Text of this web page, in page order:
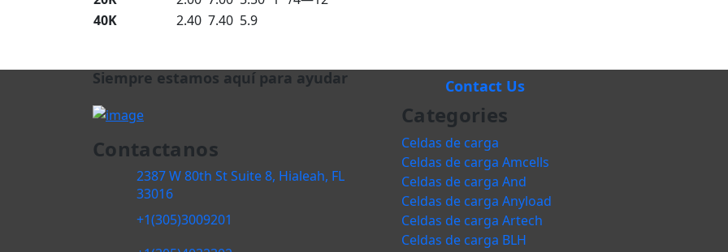
40K
2.40 7.40 5.9
Siempre estamos aquí para ayudar Contact Us
Contactanos
2387 W 80th St Suite 8, Hialeah, FL
33016
+1(305)3009201
Categories
Celdas de carga
Celdas de carga Amcells
Celdas de carga And
Celdas de carga Anyload
Celdas de carga Artech
Celdas de carga BLH